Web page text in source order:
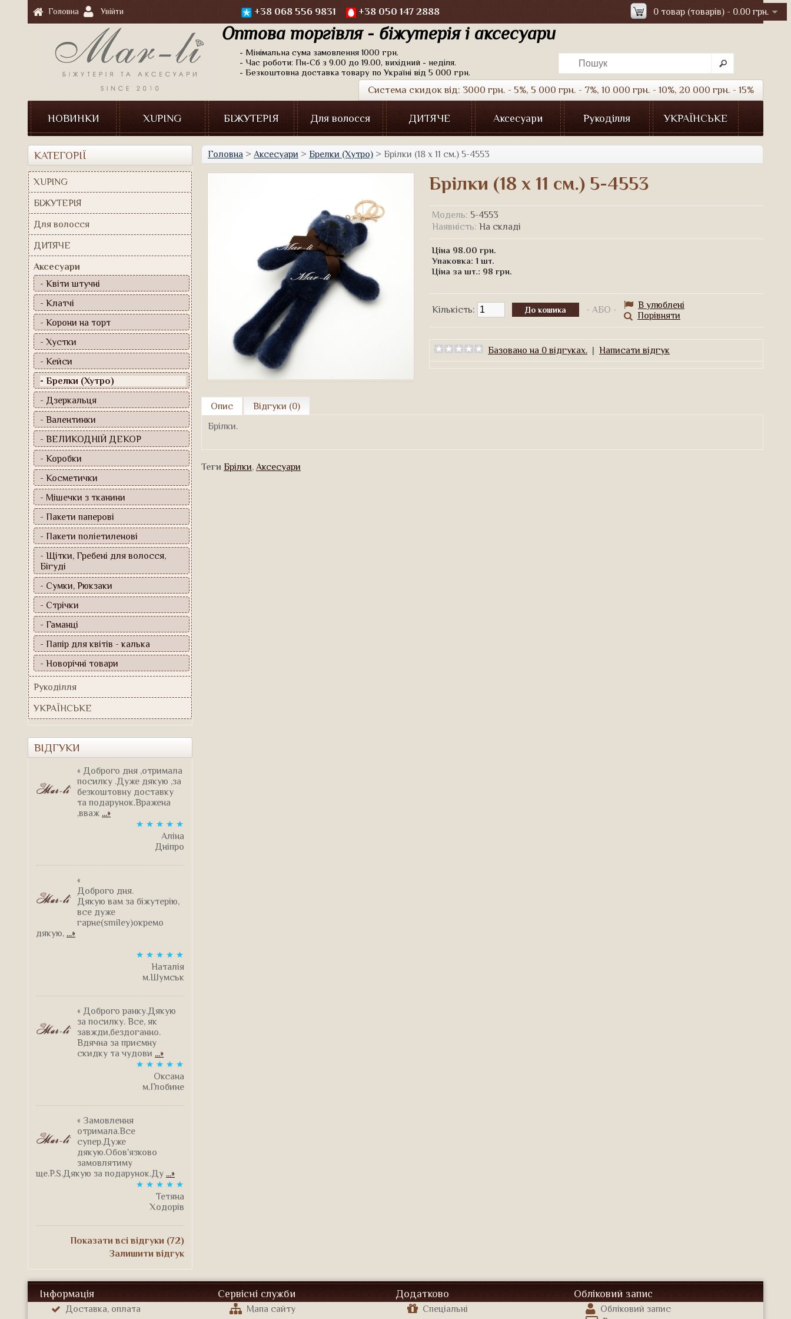
Оптова торгівля - біжутерія і аксесуари
- Мінімальна сума замовлення 1000 грн.
- Час роботи: Пн-Сб з 9.00 до 19.00, вихідний - неділя.
- Безкоштовна доставка товару по Україні від 5 000 грн.
Система скидок від: 3000 грн. - 5%, 5 000 грн. - 7%, 10 000 грн. - 10%, 20 000 грн. - 15%
+38 068 556 9831 +38 050 147 2888 0 товар (товарів) - 0.00 грн.
Головна Увійти
НОВИНКИ XUPING БІЖУТЕРІЯ Для волосся ДИТЯЧЕ Аксесуари Рукоділля УКРАЇНСЬКЕ
КАТЕГОРІЇ
XUPING
БІЖУТЕРІЯ
Для волосся
ДИТЯЧЕ
Аксесуари
- Квіти штучні
- Клатчі
- Корони на торт
- Хустки
- Кейси
- Брелки (Хутро)
- Дзеркальця
- Валентинки
- ВЕЛИКОДНІЙ ДЕКОР
- Коробки
- Косметички
- Мішечки з тканини
- Пакети паперові
- Пакети поліетиленові
- Щітки, Гребені для волосся,
Бігуді
- Сумки, Рюкзаки
- Стрічки
- Гаманці
- Папір для квітів - калька
- Новорічні товари
Рукоділля
УКРАЇНСЬКЕ
ВІДГУКИ
« Доброго дня ,отримала
посилку .Дуже дякую ,за
безкоштовну доставку
та подарунок.Вражена
,вваж ...»
Аліна
Дніпро
«
Доброго дня.
Дякую вам за біжутерію,
все дуже
гарне(smiley)окремо
дякую, ...»
Наталія
м.Шумськ
« Доброго ранку.Дякую
за посилку. Все, як
завжди,бездоганно.
Вдячна за приємну
скидку та чудови ...»
Оксана
м.Глобине
« Замовлення
отримала.Все
супер.Дуже
дякую.Обов'язково
замовлятиму
ще.P.S.Дякую за подарунок.Ду ...»
Тетяна
Ходорів
Показати всі відгуки (72)
Залишити відгук
Головна > Аксесуари > Брелки (Хутро) > Брілки (18 х 11 см.) 5-4553
Брілки (18 х 11 см.) 5-4553
Модель: 5-4553
Наявність: На складі
Ціна 98.00 грн.
Упаковка: 1 шт.
Ціна за шт.: 98 грн.
Кількість: - АБО -
В улюблені
Порівняти
Базовано на 0 відгуках. Написати відгук
Опис
Відгуки (0)
Брілки.
Теги Брілки, Аксесуари
Інформація
Доставка, оплата
Сервісні служби
Мапа сайту
Додатково
Спеціальні
Обліковий запис
Обліковий запис